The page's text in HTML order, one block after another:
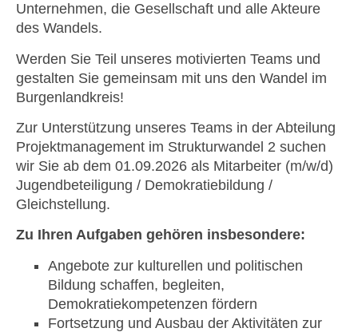
Unternehmen, die Gesellschaft und alle Akteure
des Wandels.
Werden Sie Teil unseres motivierten Teams und
gestalten Sie gemeinsam mit uns den Wandel im
Burgenlandkreis!
Zur Unterstützung unseres Teams in der Abteilung
Projektmanagement im Strukturwandel 2 suchen
wir Sie ab dem 01.09.2026 als Mitarbeiter (m/w/d)
Jugendbeteiligung / Demokratiebildung /
Gleichstellung.
Zu Ihren Aufgaben gehören insbesondere:
Angebote zur kulturellen und politischen
Bildung schaffen, begleiten,
Demokratiekompetenzen fördern
Fortsetzung und Ausbau der Aktivitäten zur